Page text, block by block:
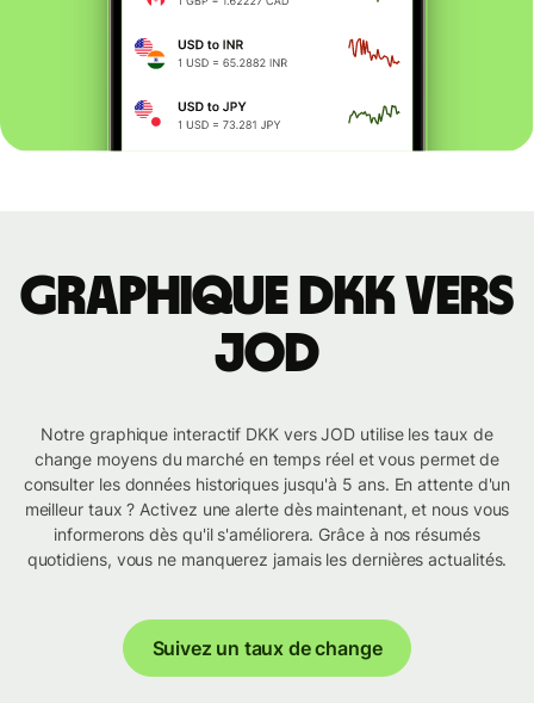
Graphique DKK vers
JOD
Notre graphique interactif DKK vers JOD utilise les taux de
change moyens du marché en temps réel et vous permet de
consulter les données historiques jusqu'à 5 ans. En attente d'un
meilleur taux ? Activez une alerte dès maintenant, et nous vous
informerons dès qu'il s'améliorera. Grâce à nos résumés
quotidiens, vous ne manquerez jamais les dernières actualités.
Suivez un taux de change